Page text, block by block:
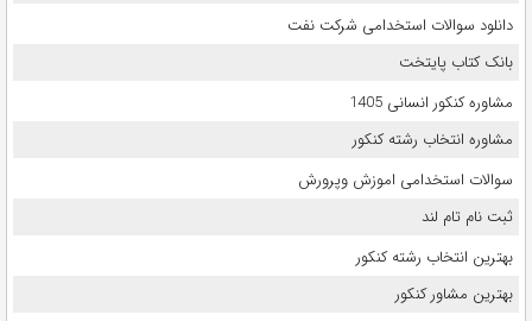
دانلود سوالات استخدامی شرکت نفت
بانک کتاب پایتخت
مشاوره کنکور انسانی 1405
مشاوره انتخاب رشته کنکور
سوالات استخدامی اموزش وپرورش
ثبت نام تام لند
بهترین انتخاب رشته کنکور
بهترین مشاور کنکور